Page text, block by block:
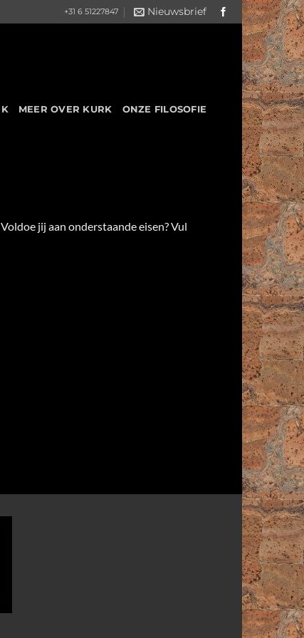
+31 6 51227847 Nieuwsbrief
MEER OVER KURK ONZE FILOSOFIE
jij aan onderstaande eisen? Vul